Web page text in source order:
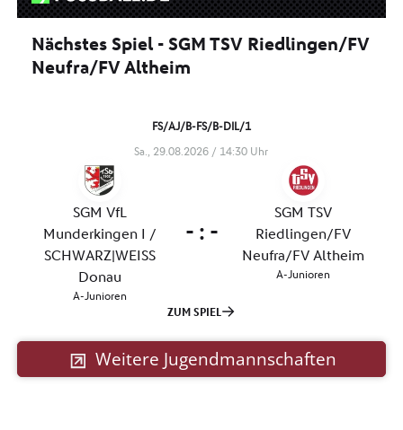
Weitere Jugendmannschaften